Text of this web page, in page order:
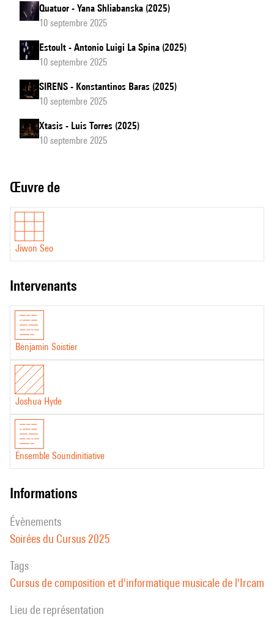
Quatuor - Yana Shliabanska (2025)
10 septembre 2025
Estoult - Antonio Luigi La Spina (2025)
10 septembre 2025
SIRENS - Konstantinos Baras (2025)
10 septembre 2025
Xtasis - Luis Torres (2025)
10 septembre 2025
Œuvre de
Jiwon Seo
intervenants
Benjamin Soistier
Joshua Hyde
Ensemble Soundinitiative
informations
évènements
Soirées du Cursus 2025
Tags
Cursus de composition et d'informatique musicale de l'Ircam
Lieu de représentation